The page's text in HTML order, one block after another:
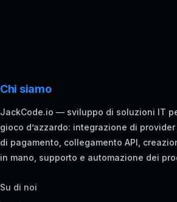
Chi siamo
JackCode.io — sviluppo di soluzioni IT
gioco d’azzardo: integrazione di
di pagamento, collegamento API,
in mano, supporto e automazione dei
Su di noi